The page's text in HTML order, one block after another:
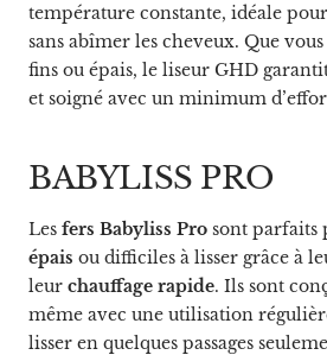
température constante, idéale
sans abîmer les cheveux. Que
fins ou épais, le liseur GHD
et soigné avec un minimum
BABYLISS PRO
Les fers Babyliss Pro sont parfaits
épais ou difficiles à lisser grâce à
leur chauffage rapide. Ils sont
même avec une utilisation
lisser en quelques passages